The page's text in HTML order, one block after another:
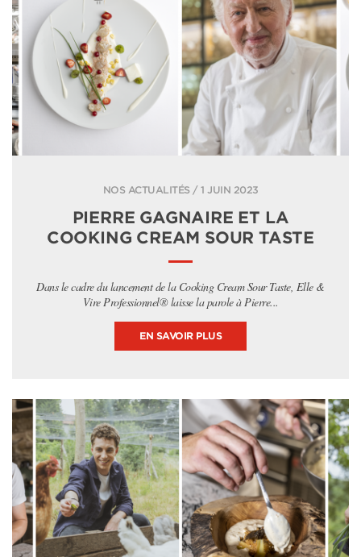
NOS ACTUALITÉS / 1 JUIN 2023
PIERRE GAGNAIRE ET LA
COOKING CREAM SOUR TASTE
Dans le cadre du lancement de la Cooking Cream Sour Taste, Elle &
Vire Professionnel® laisse la parole à Pierre...
EN SAVOIR PLUS